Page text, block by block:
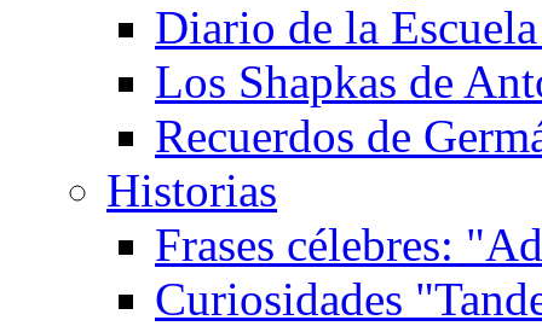
Diario de la
Los Shapkas de
Recuerdos de
Historias
Frases célebres:
Curiosidades